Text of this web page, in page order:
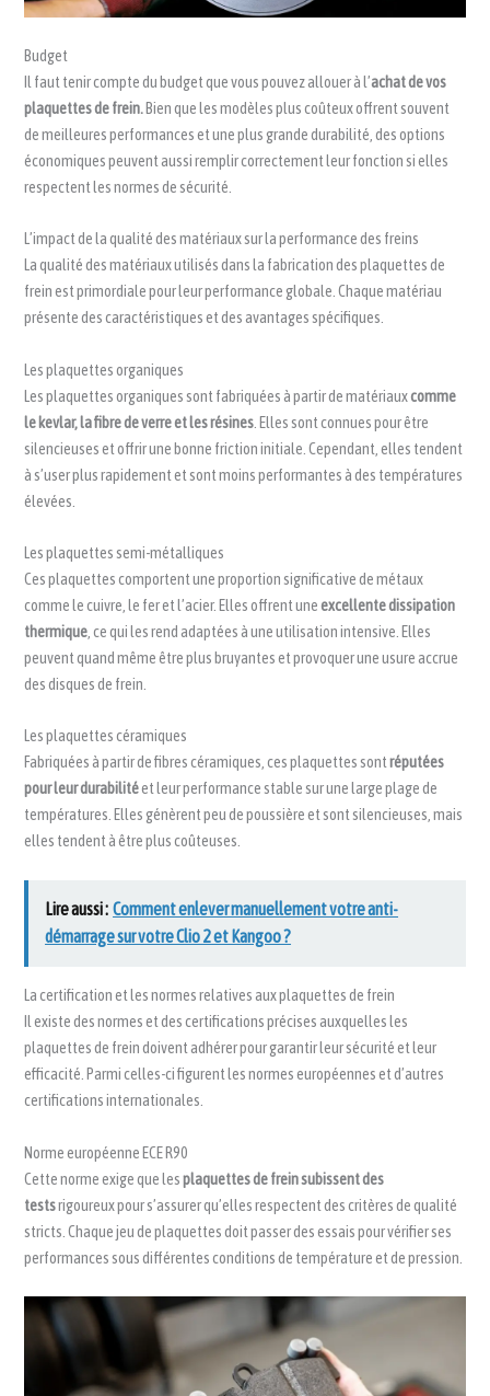
Budget
Il faut tenir compte du budget que vous pouvez allouer à l’achat de vos
plaquettes de frein.Bien que les modèles plus coûteux offrent souvent
de meilleures performances et une plus grande durabilité, des options
économiques peuvent aussi remplir correctement leur fonction si elles
respectent les normes de sécurité.
L’impact de la qualité des matériaux sur la performance des freins
La qualité des matériaux utilisés dans la fabrication des plaquettes de
frein est primordiale pour leur performance globale. Chaque matériau
présente des caractéristiques et des avantages spécifiques.
Les plaquettes organiques
Les plaquettes organiques sont fabriquées à partir de matériauxcomme
le kevlar, la fibre de verre et les résines . Elles sont connues pour être
silencieuses et offrir une bonne friction initiale. Cependant, elles tendent
à s’user plus rapidement et sont moins performantes à des températures
élevées.
Les plaquettes semi-métalliques
Ces plaquettes comportent une proportion significative de métaux
comme le cuivre, le fer et l’acier. Elles offrent uneexcellente dissipation
thermique , ce qui les rend adaptées à une utilisation intensive. Elles
peuvent quand même être plus bruyantes et provoquer une usure accrue
des disques de frein.
Les plaquettes céramiques
Fabriquées à partir de fibres céramiques, ces plaquettes sontréputées
pour leur durabilitéet leur performance stable sur une large plage de
températures. Elles génèrent peu de poussière et sont silencieuses, mais
elles tendent à être plus coûteuses.
Lire aussi : Comment enlever manuellement votre anti-
démarrage sur votre Clio 2 et Kangoo ?
La certification et les normes relatives aux plaquettes de frein
Il existe des normes et des certifications précises auxquelles les
plaquettes de frein doivent adhérer pour garantir leur sécurité et leur
efficacité. Parmi celles-ci figurent les normes européennes et d’autres
certifications internationales.
Norme européenne ECE R90
Cette norme exige que lesplaquettes de frein subissent des
testsrigoureux pour s’assurer qu’elles respectent des critères de qualité
stricts. Chaque jeu de plaquettes doit passer des essais pour vérifier ses
performances sous différentes conditions de température et de pression.